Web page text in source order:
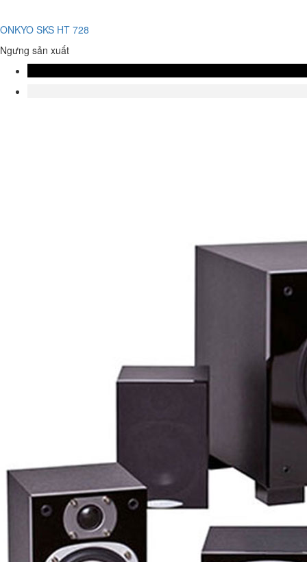
ONKYO SKS HT 728
Ngưng sản xuất